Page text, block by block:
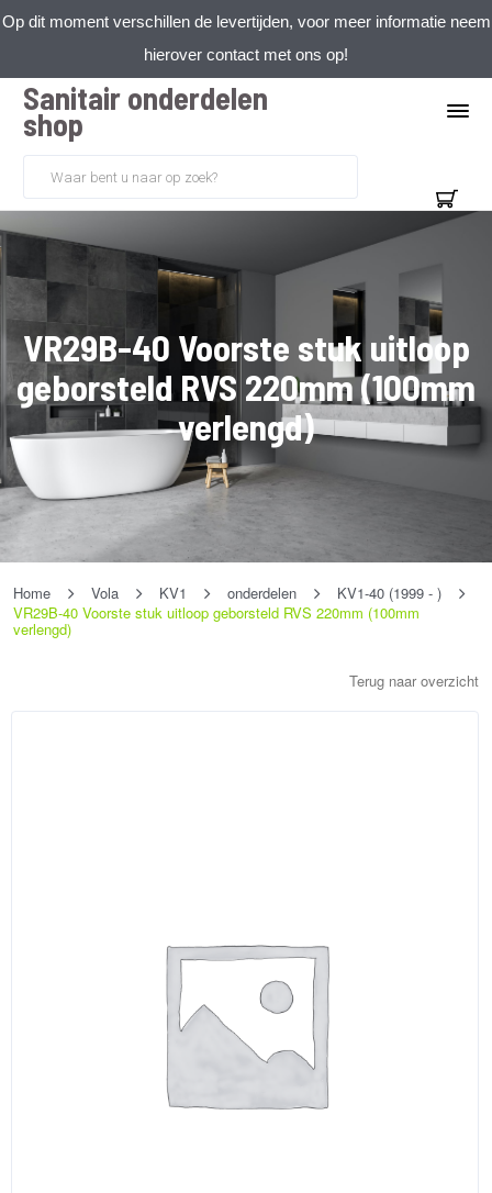
Op dit moment verschillen de levertijden, voor meer informatie neem
hierover contact met ons op!
Sanitair onderdelen
shop
VR29B-40 Voorste stuk uitloop
geborsteld RVS 220mm (100mm
verlengd)
Home Vola KV1 onderdelen
KV1-40 (1999 - )
VR29B-40 Voorste stuk uitloop geborsteld RVS 220mm (100mm
verlengd)
Terug naar overzicht